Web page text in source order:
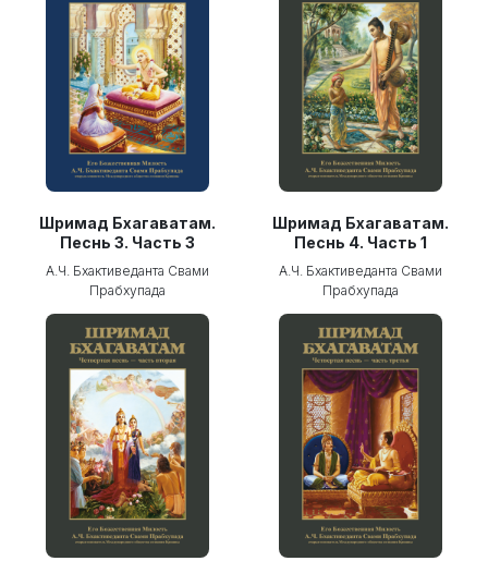
Шримад Бхагаватам.
Песнь 3. Часть 3
А.Ч. Бхактиведанта Свами
Прабхупада
Шримад Бхагаватам.
Песнь 4. Часть 1
А.Ч. Бхактиведанта Свами
Прабхупада